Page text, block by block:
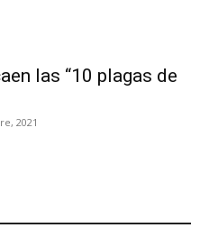
las “10 plagas de
2021